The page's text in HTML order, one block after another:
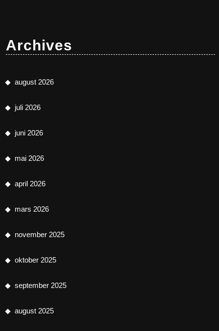
Archives
august 2026
juli 2026
juni 2026
mai 2026
april 2026
mars 2026
november 2025
oktober 2025
september 2025
august 2025